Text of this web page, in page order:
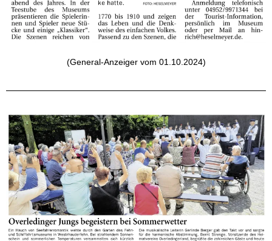
(General-Anzeiger vom 01.10.2024)